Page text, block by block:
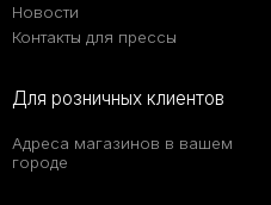
Новости
Контакты для прессы
Для розничных клиентов
Адреса магазинов в вашем
городе